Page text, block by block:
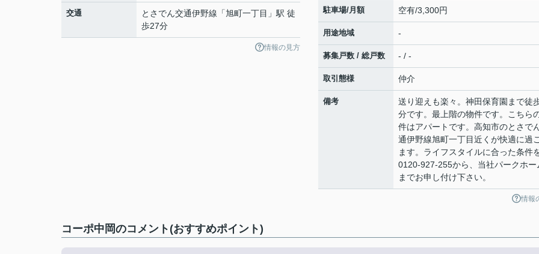
交通 とさでん交通伊野線 「旭町一丁目 」駅 徒
歩27分
情報の見方
駐車場/月額 空有/3,300円
用途地域 -
募集戸数 / 総戸数 - / -
取引態様 仲介
備考
送り迎えも楽々。神田保育園まで徒
分です。最上階の物件です。こちら
件はアパートです。高知市のとさで
通伊野線旭町一丁目近くが快適に過
ます。ライフスタイルに合った条件
0120-927-255から、当社パークホー
までお申し付け下さい。
情報
コーポ中岡のコメント(おすすめポイント)